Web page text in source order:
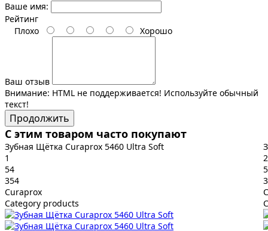
Ваше имя:
Рейтинг
Плохо
Хорошо
Ваш отзыв
Внимание: HTML не поддерживается! Используйте обычный
текст!
Продолжить
С этим товаром часто покупают
Зубная Щётка Curaprox 5460 Ultra Soft
1
54
354
Curaprox
Category products
2